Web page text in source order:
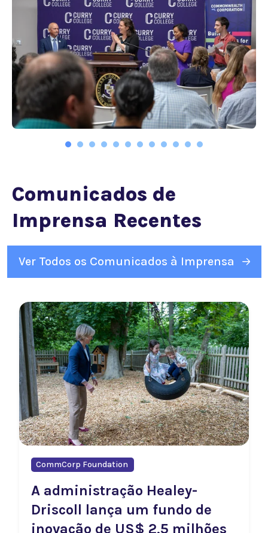
Comunicados de
Imprensa Recentes
Ver Todos os Comunicados à Imprensa
CommCorp Foundation
A administração Healey-
Driscoll lança um fundo de
inovação de US$ 2,5 milhões